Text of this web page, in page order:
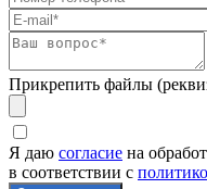
Прикрепить файлы
Я даю согласие на
в соответствии с